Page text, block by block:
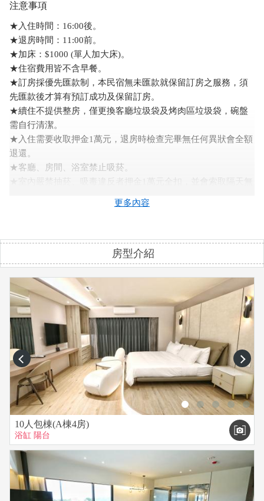
注意事項
★入住時間：16:00後。
★退房時間：11:00前。
★加床：$1000 (單人加大床)。
★住宿費用皆不含早餐。
★訂房採優先匯款制，本民宿無未匯款就保留訂房之服務，須
先匯款後才算有預訂成功及保留訂房。
★續住不提供整房，僅更換客廳垃圾袋及烤肉區垃圾袋，碗盤
需自行清潔。
★入住需要收取押金1萬元，退房時檢查完畢無任何異狀會全額
退還。
★客廳、房間、浴室禁止吸菸。
★停車場免費提供旅客使用，民宿不負保管之責，個人貴重物
★按照民宿法規公共空間（如室外，客廳，烤肉區）有裝設監
★須施放煙火者請至民宿外，若發現民宿內施放煙火所產生的
紙屑與垃圾將收取清潔費2000元。
★寵物友善，室外不禁寵物（自備寵物籠入屋即可），糞便須
自行清理（如未清理由押金扣取清潔費2000）
★浴巾是提供給旅客使用的貼身物品，為了確保乾淨品質，請
勿把浴巾拿來當踩腳墊或擦拭人體以外之用。
★若是您們在check in 時發現哪邊沒整理乾淨、或者入住時房
間就有蚊蟲，請務必當下馬上告知我們，我們會馬上為您處
理。
★A、B兩棟每間房內均有：雙人加大獨立筒床、電視、乾濕分
離衛浴、熱水壺、吹風機、浴缸、獨立空調。
★備品：沐浴乳、洗髮精、大浴巾、小毛巾、衛生紙。
★民宿有提供免費的廚房、烤肉區，提供的碗盤及任何器具，
使用完畢需自行清理乾淨恢復原樣（否酌收清潔費3000）
★烤完肉請務必用水熄滅炭火，以免發生火災。
★烤肉區不另收場地費用，使用後請協助維持整潔（否酌收清
潔費3000）。
更多內容
房型介紹
prev next
10人包棟(A棟4房)
浴缸 陽台